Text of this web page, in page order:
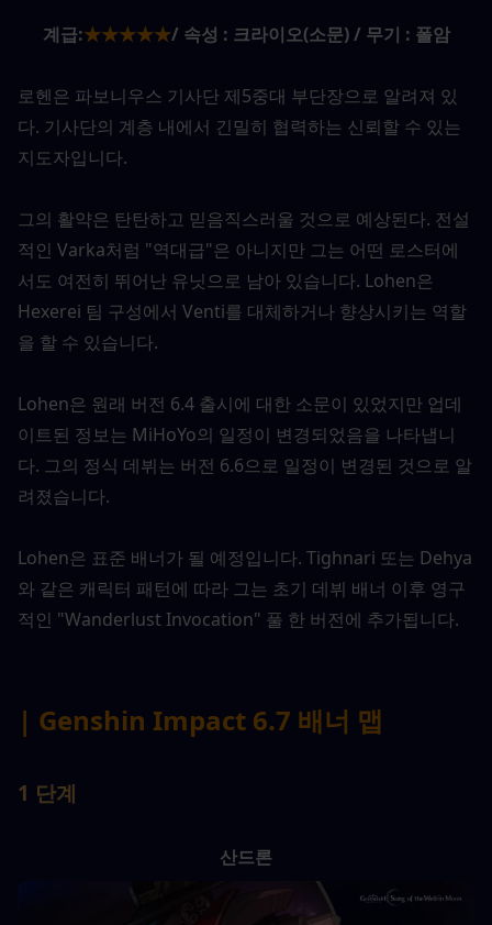
계급:★★★★★/ 속성 : 크라이오(소문) / 무기 : 폴암
로헨은 파보니우스 기사단 제5중대 부단장으로 알려져 있
다. 기사단의 계층 내에서 긴밀히 협력하는 신뢰할 수 있는
지도자입니다.
그의 활약은 탄탄하고 믿음직스러울 것으로 예상된다. 전설
적인 Varka처럼 "역대급"은 아니지만 그는 어떤 로스터에
서도 여전히 뛰어난 유닛으로 남아 있습니다. Lohen은
Hexerei 팀 구성에서 Venti를 대체하거나 향상시키는 역할
을 할 수 있습니다.
Lohen은 원래 버전 6.4 출시에 대한 소문이 있었지만 업데
이트된 정보는 MiHoYo의 일정이 변경되었음을 나타냅니
다. 그의 정식 데뷔는 버전 6.6으로 일정이 변경된 것으로 알
려졌습니다.
Lohen은 표준 배너가 될 예정입니다. Tighnari 또는 Dehya
와 같은 캐릭터 패턴에 따라 그는 초기 데뷔 배너 이후 영구
적인 "Wanderlust Invocation" 풀 한 버전에 추가됩니다.
| Genshin Impact 6.7 배너 맵
1 단계
산드론